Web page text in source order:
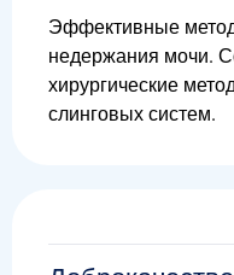
Эффективные
недержания мочи.
хирургические
слинговых систем.